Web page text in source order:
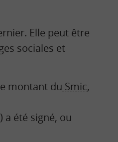
Elle peut être
sociales et
montant du Smic,
a été signé, ou